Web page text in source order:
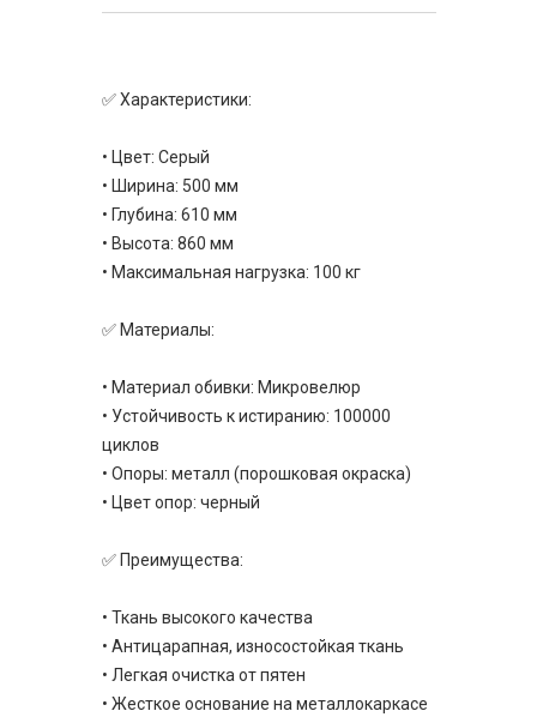
✅ Характеристики:
• Цвет: Серый
• Ширина: 500 мм
• Глубина: 610 мм
• Высота: 860 мм
• Максимальная нагрузка: 100 кг
✅ Материалы:
• Материал обивки: Микровелюр
• Устойчивость к истиранию: 100000
циклов
• Опоры: металл (порошковая окраска)
• Цвет опор: черный
✅ Преимущества:
• Ткань высокого качества
• Антицарапная, износостойкая ткань
• Легкая очистка от пятен
• Жесткое основание на металлокаркасе